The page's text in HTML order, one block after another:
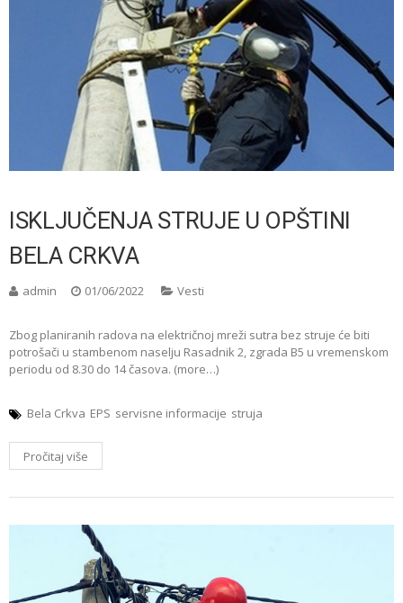
ISKLJUČENJA STRUJE U OPŠTINI
BELA CRKVA
admin 01/06/2022 Vesti
Zbog planiranih radova na električnoj mreži sutra bez struje će biti
potrošači u stambenom naselju Rasadnik 2, zgrada B5 u vremenskom
periodu od 8.30 do 14 časova. (more…)
Bela Crkva EPS servisne informacije struja
Pročitaj više